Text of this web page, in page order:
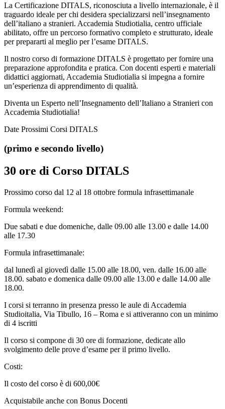
La Certificazione DITALS, riconosciuta a livello internazionale, è il
traguardo ideale per chi desidera specializzarsi nell’insegnamento
dell’italiano a stranieri. Accademia Studiotialia, centro ufficiale
abilitato, offre un percorso formativo completo e strutturato, ideale
per prepararti al meglio per l’esame DITALS.
Il nostro corso di formazione DITALS è progettato per fornire una
preparazione approfondita e pratica. Con docenti esperti e materiali
didattici aggiornati, Accademia Studiotialia si impegna a fornire
un’esperienza di apprendimento di qualità.
Diventa un Esperto nell’Insegnamento dell’Italiano a Stranieri con
Accademia Studiotialia!
Date Prossimi Corsi DITALS
(primo e secondo livello)
30 ore di Corso DITALS
Prossimo corso dal 12 al 18 ottobre formula infrasettimanale
Formula weekend:
Due sabati e due domeniche, dalle 09.00 alle 13.00 e dalle 14.00
alle 17.30
Formula infrasettimanale:
dal lunedì al giovedì dalle 15.00 alle 18.00, ven. dalle 16.00 alle
18.00. sabato e domenica dalle 09.00 alle 13.00 e dalle 14.00 alle
18.00.
I corsi si terranno in presenza presso le aule di Accademia
Studioitalia, Via Tibullo, 16 – Roma e si attiveranno con un minimo
di 4 iscritti
Il corso si compone di 30 ore di formazione, dedicate allo
svolgimento delle prove d’esame per il primo livello.
Costi:
Il costo del corso è di 600,00€
Acquistabile anche con Bonus Docenti